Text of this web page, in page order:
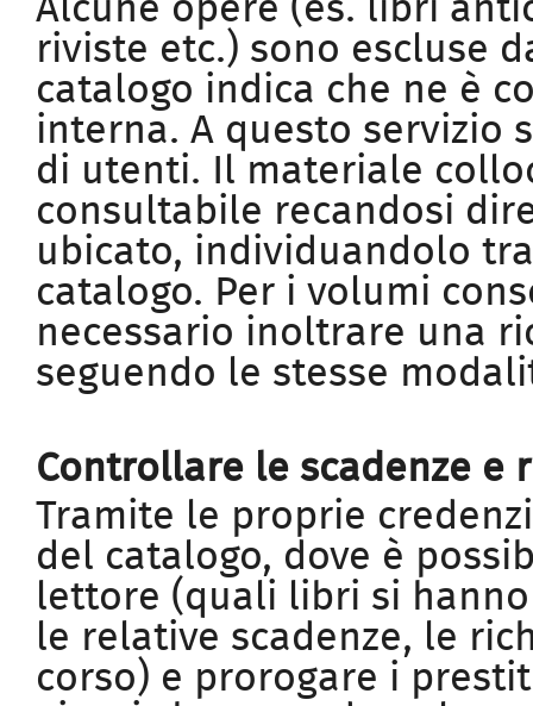
Alcune opere (es. libri
riviste etc.) sono escluse
catalogo indica che ne è
interna. A questo servizio
di utenti. Il materiale
consultabile recandosi
ubicato, individuandolo
catalogo. Per i volumi
necessario inoltrare una
seguendo le stesse
Controllare le scadenze e
Tramite le proprie
del catalogo, dove è
lettore (quali libri si
le relative scadenze, le
corso) e prorogare i